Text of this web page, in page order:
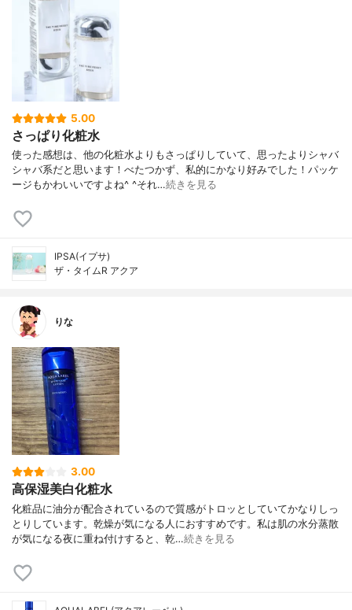
5.00
さっぱり化粧水
使った感想は、他の化粧水よりもさっぱりしていて、思ったよりシャバ
シャバ系だと思います！べたつかず、私的にかなり好みでした！パッケ
ージもかわいいですよね^ ^それ…続きを見る
IPSA(イプサ)
ザ・タイムR アクア
りな
3.00
高保湿美白化粧水
化粧品に油分が配合されているので質感がトロッとしていてかなりしっ
とりしています。乾燥が気になる人におすすめです。私は肌の水分蒸散
が気になる夜に重ね付けすると、乾…続きを見る